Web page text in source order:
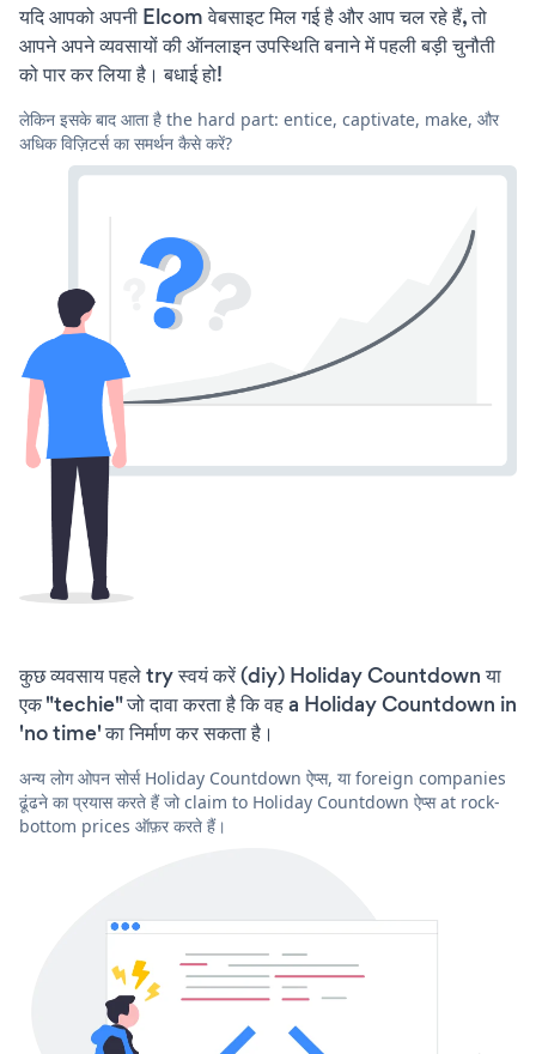
यदि आपको अपनी Elcom वेबसाइट मिल गई है और आप चल रहे हैं, तो
आपने अपने व्यवसायों की ऑनलाइन उपस्थिति बनाने में पहली बड़ी चुनौती
को पार कर लिया है। बधाई हो!
लेकिन इसके बाद आता है the hard part: entice, captivate, make, और
अधिक विज़िटर्स का समर्थन कैसे करें?
कुछ व्यवसाय पहले try स्वयं करें (diy) Holiday Countdown या
एक "techie" जो दावा करता है कि वह a Holiday Countdown in
'no time' का निर्माण कर सकता है।
अन्य लोग ओपन सोर्स Holiday Countdown ऐप्स, या foreign companies
ढूंढने का प्रयास करते हैं जो claim to Holiday Countdown ऐप्स at rock-
bottom prices ऑफ़र करते हैं।